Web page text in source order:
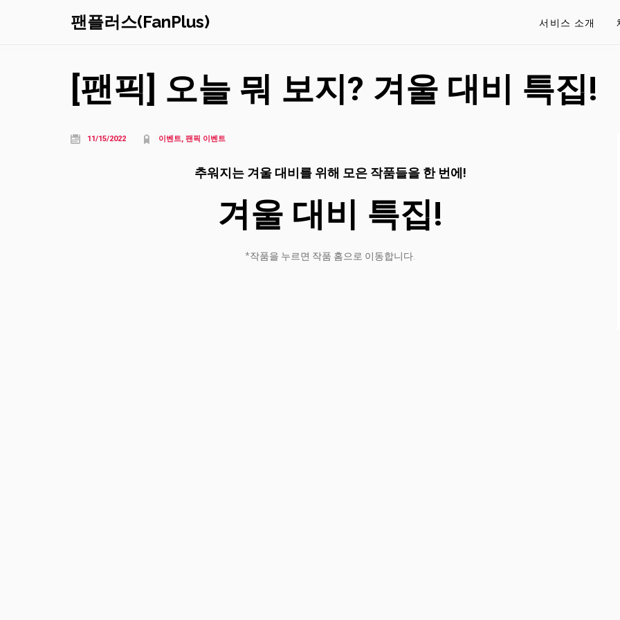
팬플러스(FanPlus) 서비스 소개
[팬픽] 오늘 뭐 보지? 겨울 대비 특집!
11/15/2022 이벤트, 팬픽 이벤트
추워지는 겨울 대비를 위해 모은 작품들을 한 번에!
겨울 대비 특집!
*작품을 누르면 작품 홈으로 이동합니다.